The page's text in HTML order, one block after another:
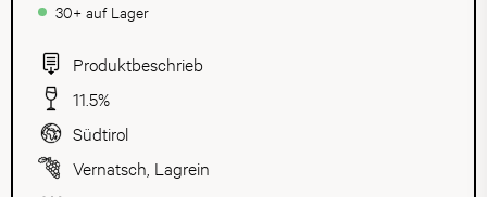
Produktbeschrieb
11.5%
Südtirol
Vernatsch Lagrein
30+ auf Lager